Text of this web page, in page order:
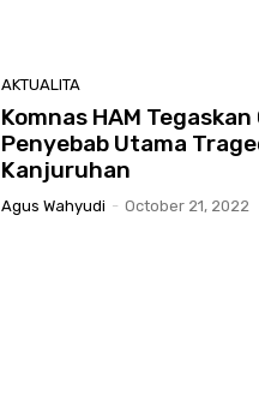
AKTUALITA
Komnas HAM
Penyebab Utama
Kanjuruhan
Agus Wahyudi - October 21, 2022